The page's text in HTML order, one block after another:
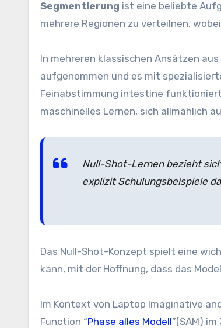
Segmentierung ist eine beliebte
mehrere Regionen zu verteilnen,
In mehreren klassischen Ansätzen
aufgenommen und es mit
Feinabstimmung intestine
maschinelles Lernen, sich allmählich
Null-Shot-Lernen bezieht
explizit Schulungsbeispiele
Das Null-Shot-Konzept spielt eine
kann, mit der Hoffnung, dass das
Im Kontext von Laptop Imaginative
Function “Phase alles Modell”(SAM)